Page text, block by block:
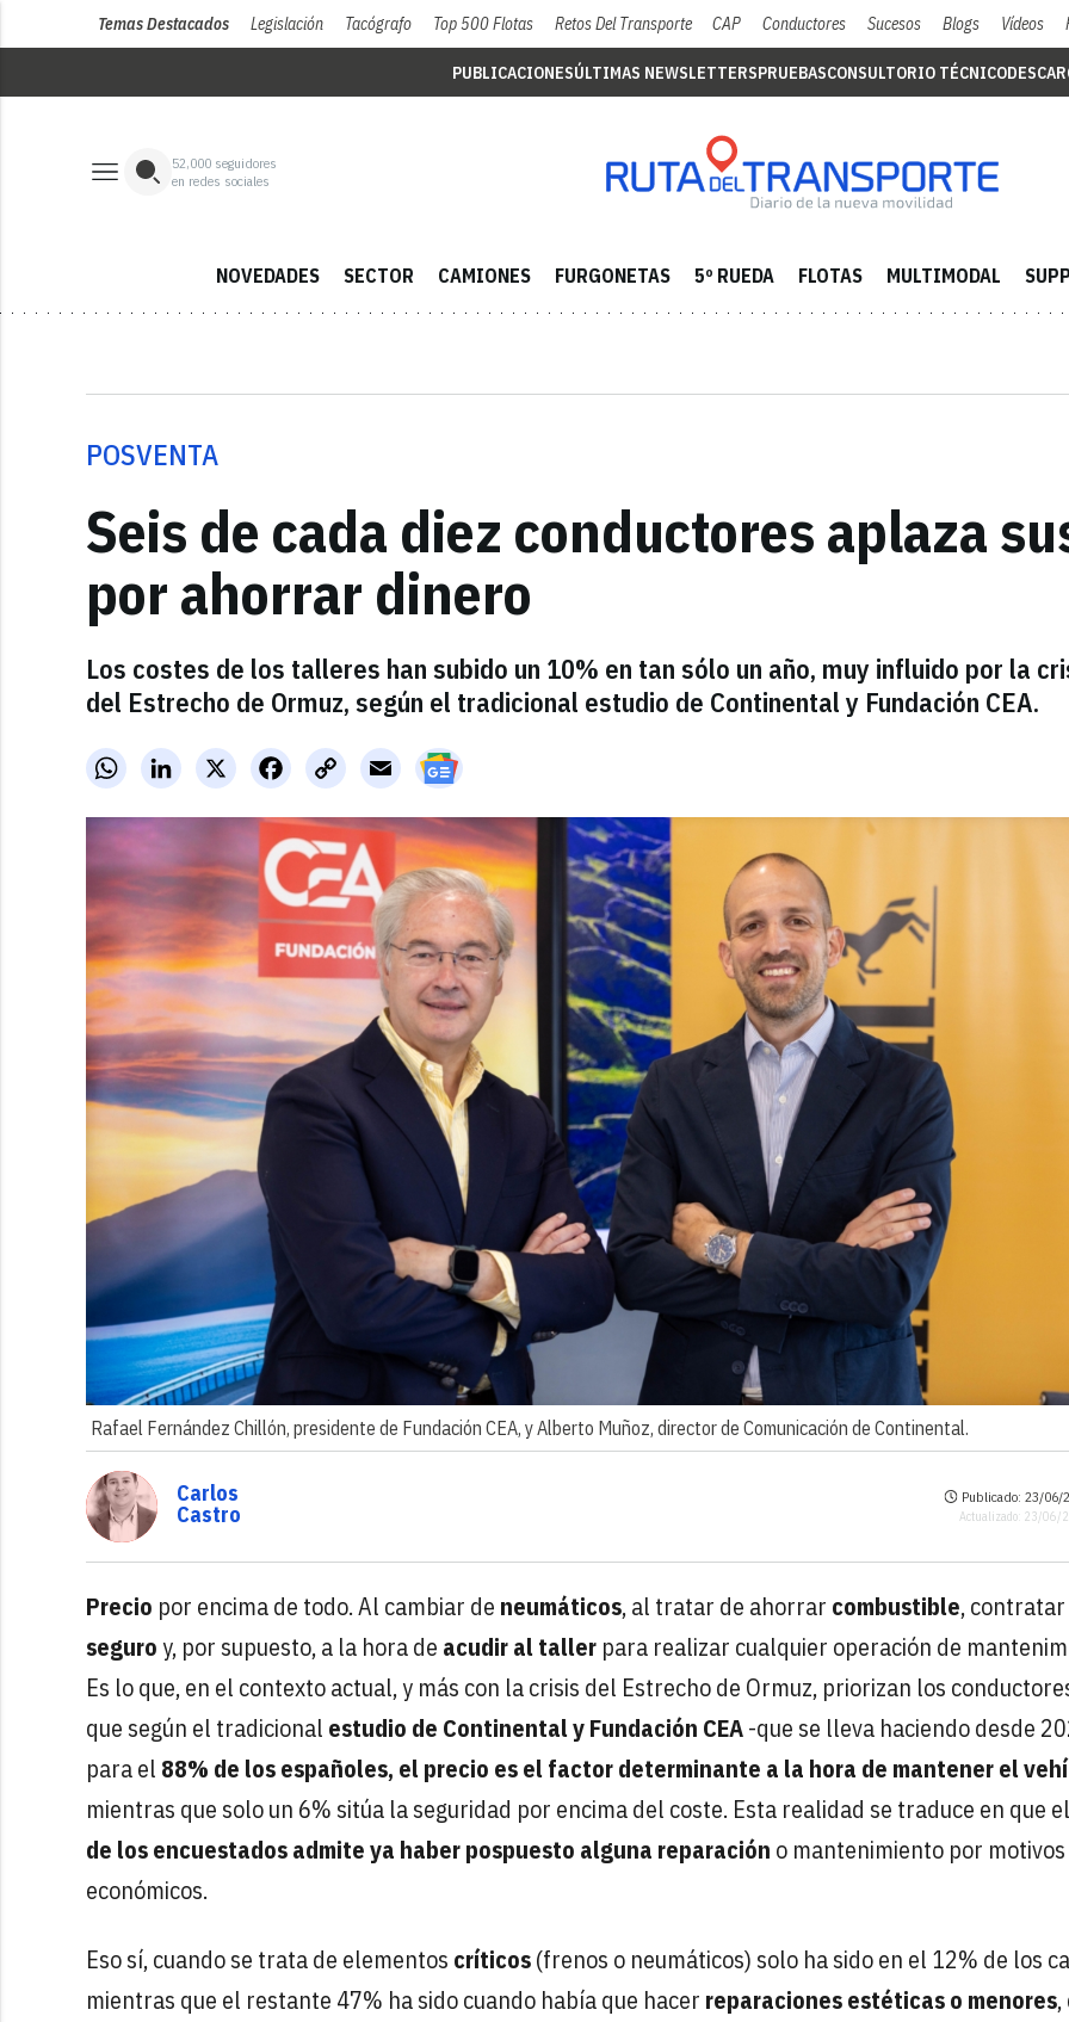
Temas Destacados Legislación Tacógrafo Top 500 Flotas Retos Del Transporte CAP Conductores Sucesos Blogs Vídeos
PUBLICACIONESÚLTIMAS NEWSLETTERSPRUEBASCONSULTORIO TÉCNICO
52,000 seguidores
en redes sociales
NOVEDADES SECTOR CAMIONES FURGONETAS 5º RUEDA FLOTAS MULTIMODAL
POSVENTA
Seis de cada diez conductores aplaza
por ahorrar dinero
Los costes de los talleres han subido un 10% en tan sólo un año, muy influido por la
del Estrecho de Ormuz, según el tradicional estudio de Continental y Fundación CEA.
WhatsAppLinkedInX FacebookCopy
Link
Email
Rafael Fernández Chillón, presidente de Fundación CEA, y Alberto Muñoz, director de Comunicación de Continental.
Carlos
Castro
Publicado: 23/06/
Actualizado: 23/06/
Precio por encima de todo. Al cambiar de neumáticos, al tratar de ahorrar combustible, contratar
seguroy, por supuesto, a la hora de acudir al taller para realizar cualquier operación de
Es lo que, en el contexto actual, y más con la crisis del Estrecho de Ormuz, priorizan los
que según el tradicional estudio de Continental y Fundación CEA-que se lleva haciendo desde
para el 88% de los españoles, el precio es el factor determinante a la hora de mantener el
mientras que solo un 6% sitúa la seguridad por encima del coste. Esta realidad se traduce en que
de los encuestados admite ya haber pospuesto alguna reparación o mantenimiento por motivos
económicos.
Eso sí, cuando se trata de elementos críticos(frenos o neumáticos) solo ha sido en el 12% de los
mientras que el restante 47% ha sido cuando había que hacer reparaciones estéticas o menores,